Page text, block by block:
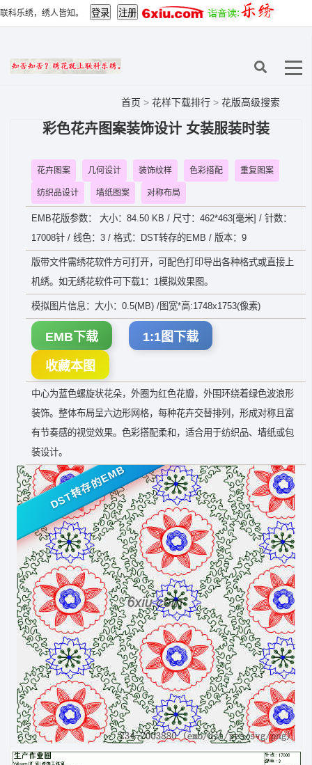
联科乐绣，绣人皆知。
首页 > 花样下载排行 > 花版高级搜索
彩色花卉图案装饰设计 女装服装时装
花卉图案 几何设计 装饰纹样 色彩搭配 重复图案
纺织品设计 墙纸图案 对称布局
EMB花版参数： 大小：84.50 KB / 尺寸：462*463[毫米] / 针数：
17008针 / 线色：3 / 格式：DST转存的EMB / 版本：9
版带文件需绣花软件方可打开，可配色打印导出各种格式或直接上
机绣。如无绣花软件可下载1：1模拟效果图。
模拟图片信息：大小：0.5(MB) /图宽*高:1748x1753(像素)
EMB下载 1:1图下载
收藏本图
中心为蓝色螺旋状花朵，外圈为红色花瓣，外围环绕着绿色波浪形
装饰。整体布局呈六边形网格，每种花卉交替排列，形成对称且富
有节奏感的视觉效果。色彩搭配柔和，适合用于纺织品、墙纸或包
装设计。
DST转存的EMB